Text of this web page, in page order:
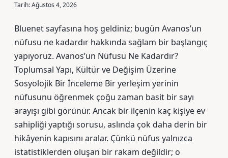
Tarih: Ağustos 4, 2026
Bluenet sayfasına hoş geldiniz; bugün Avanos’un
nüfusu ne kadardır hakkında sağlam bir başlangıç
yapıyoruz. Avanos’un Nüfusu Ne Kadardır?
Toplumsal Yapı, Kültür ve Değişim Üzerine
Sosyolojik Bir İnceleme Bir yerleşim yerinin
nüfusunu öğrenmek çoğu zaman basit bir sayı
arayışı gibi görünür. Ancak bir ilçenin kaç kişiye ev
sahipliği yaptığı sorusu, aslında çok daha derin bir
hikâyenin kapısını aralar. Çünkü nüfus yalnızca
istatistiklerden oluşan bir rakam değildir; o